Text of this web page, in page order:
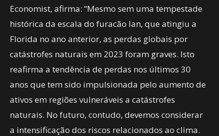
Economist, afirma: “Mesmo sem uma tempestade
histórica da escala do furacão Ian, que atingiu a
Florida no ano anterior, as perdas globais por
catástrofes naturais em 2023 foram graves. Isto
reafirma a tendência de perdas nos últimos 30
anos que tem sido impulsionada pelo aumento de
ativos em regiões vulneráveis a catástrofes
naturais. No futuro, contudo, devemos considerar
a intensificação dos riscos relacionados ao clima.